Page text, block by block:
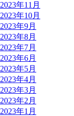
2023年11月
2023年10月
2023年9月
2023年8月
2023年7月
2023年6月
2023年5月
2023年4月
2023年3月
2023年2月
2023年1月